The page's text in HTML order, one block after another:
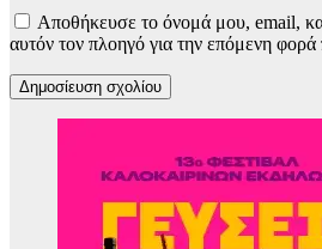
Αποθήκευσε το όνομά μου, email,
αυτόν τον πλοηγό για την επόμενη